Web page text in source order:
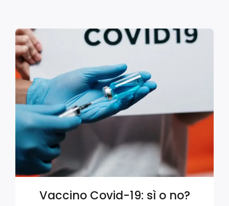
Vaccino Covid-19: sì o no?